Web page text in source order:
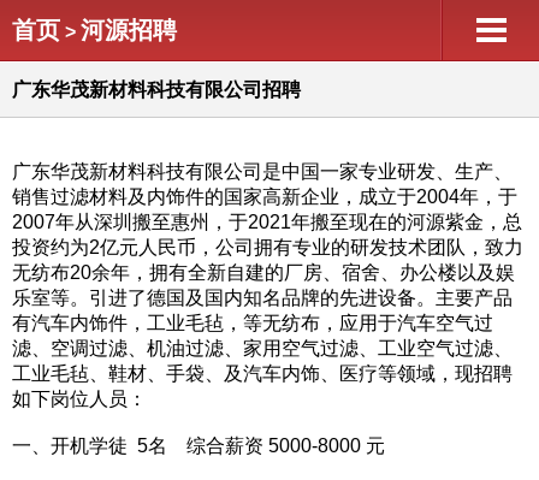
首页 > 河源招聘
广东华茂新材料科技有限公司招聘
广东华茂新材料科技有限公司是中国一家专业研发、生产、
销售过滤材料及内饰件的国家高新企业，成立于2004年，于
2007年从深圳搬至惠州，于2021年搬至现在的河源紫金，总
投资约为2亿元人民币，公司拥有专业的研发技术团队，致力
无纺布20余年，拥有全新自建的厂房、宿舍、办公楼以及娱
乐室等。引进了德国及国内知名品牌的先进设备。主要产品
有汽车内饰件，工业毛毡，等无纺布，应用于汽车空气过
滤、空调过滤、机油过滤、家用空气过滤、工业空气过滤、
工业毛毡、鞋材、手袋、及汽车内饰、医疗等领域，现招聘
如下岗位人员：
一、开机学徒 5名 综合薪资 5000-8000 元